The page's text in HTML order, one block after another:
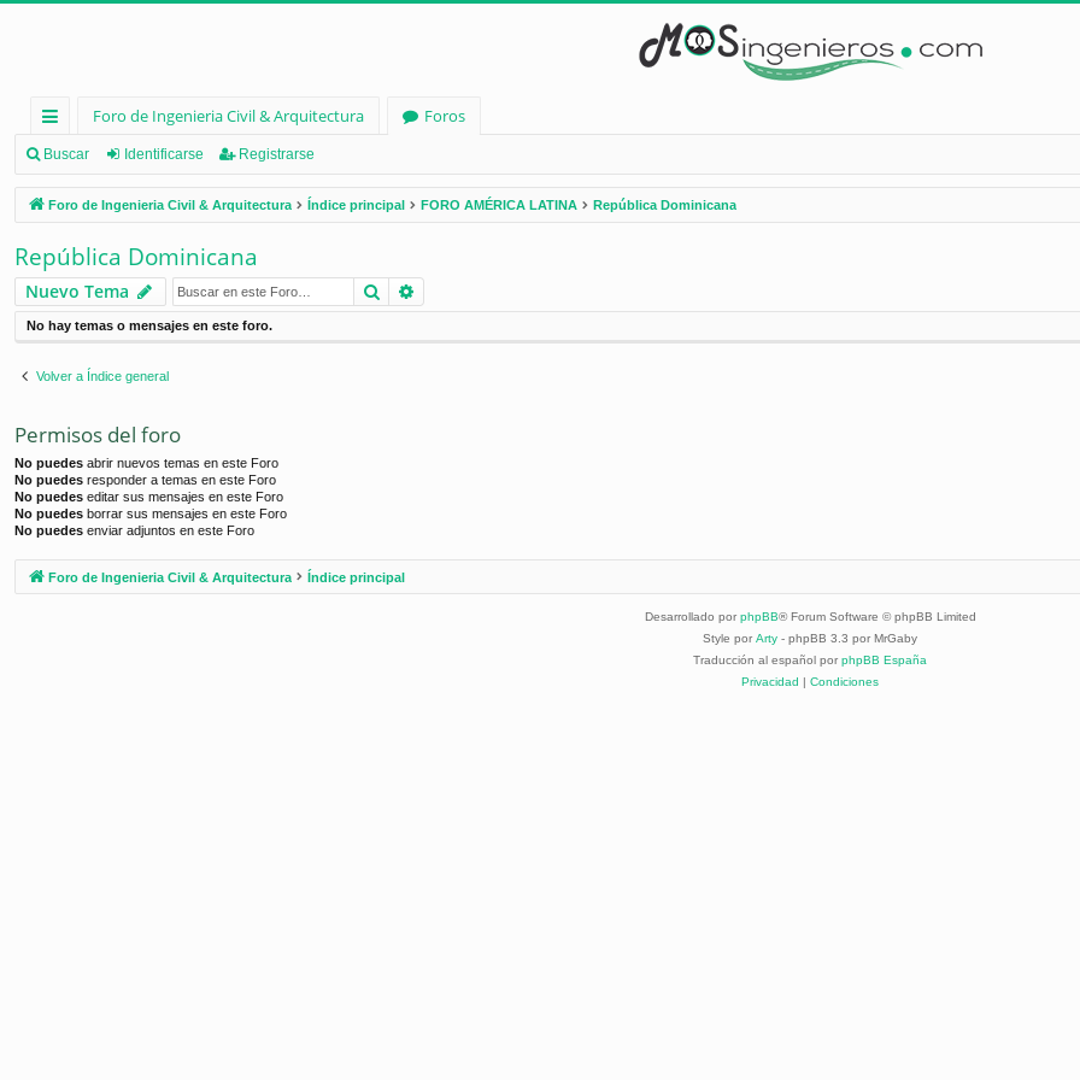
nl
ac
es
rá
pi
d
os
Foro de Ingenieria Civil & Arquitectura
Foros
Buscar Identificarse Registrarse
Foro de Ingenieria Civil & Arquitectura Índice principal FORO AMÉRICA LATINA República Dominicana
República Dominicana
Nuevo Tema Buscar
No hay temas o mensajes en este foro.
Volver a Índice general
Permisos del foro
No puedes abrir nuevos temas en este Foro
No puedes responder a temas en este Foro
No puedes editar sus mensajes en este Foro
No puedes borrar sus mensajes en este Foro
No puedes enviar adjuntos en este Foro
Foro de Ingenieria Civil & Arquitectura Índice principal
Desarrollado por phpBB® Forum Software © phpBB Limited
Style por Arty - phpBB 3.3 por MrGaby
Traducción al español por phpBB España
Privacidad | Condiciones